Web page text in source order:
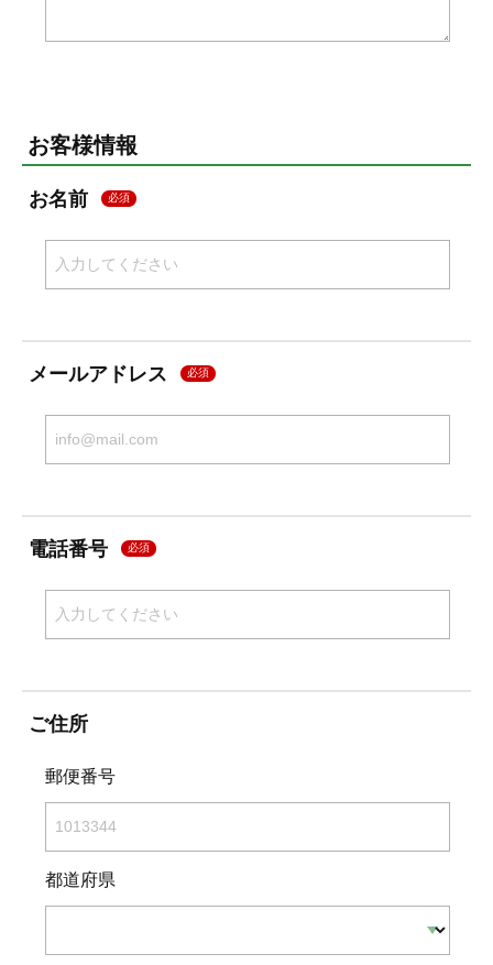
お客様情報
お名前 必須
メールアドレス 必須
電話番号 必須
ご住所
郵便番号
都道府県